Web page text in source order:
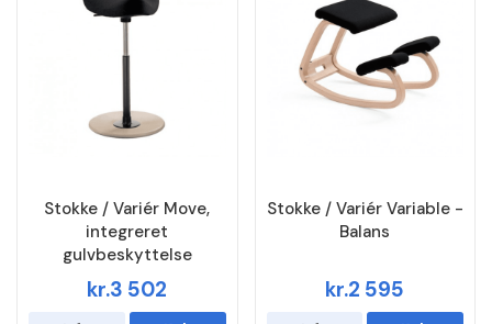
Stokke / Variér Move,
integreret
gulvbeskyttelse
kr.3 502
Stokke / Variér Variable -
Balans
kr.2 595